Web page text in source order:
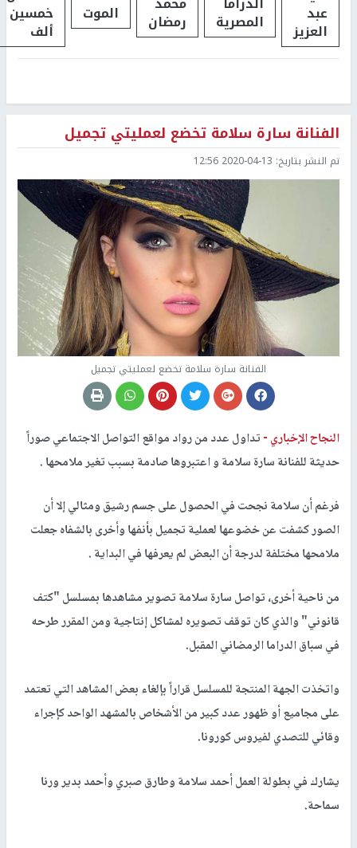
عبد
العزيز المصرية رمضان الموت خمسين
ألف
الفنانة سارة سلامة تخضع لعمليتي تجميل
تم النشر بتاريخ: 2020-04-13 12:56
الفنانة سارة سلامة تخضع لعمليتي تجميل
النجاح الإخباري -تداول عدد من رواد مواقع التواصل الاجتماعي صوراً
حديثة للفنانة سارة سلامة و اعتبروها صادمة بسبب تغير ملامحها .
فرغم أن سلامة نجحت في الحصول على جسم رشيق ومثالي إلا أن
الصور كشفت عن خضوعها لعملية تجميل بأنفها وأخرى بالشفاه جعلت
ملامحها مختلفة لدرجة أن البعض لم يعرفها في البداية .
من ناحية أخرى، تواصل سارة سلامة تصوير مشاهدها بمسلسل "كتف
قانوني" والذي كان توقف تصويره لمشاكل إنتاجية ومن المقرر طرحه
في سباق الدراما الرمضاني المقبل.
واتخذت الجهة المنتجة للمسلسل قراراً بإلغاء بعض المشاهد التي تعتمد
على مجاميع أو ظهور عدد كبير من الأشخاص بالمشهد الواحد كإجراء
وقائي للتصدي لفيروس كورونا.
يشارك في بطولة العمل أحمد سلامة وطارق صبري وأحمد بدير ورنا
سماحة.